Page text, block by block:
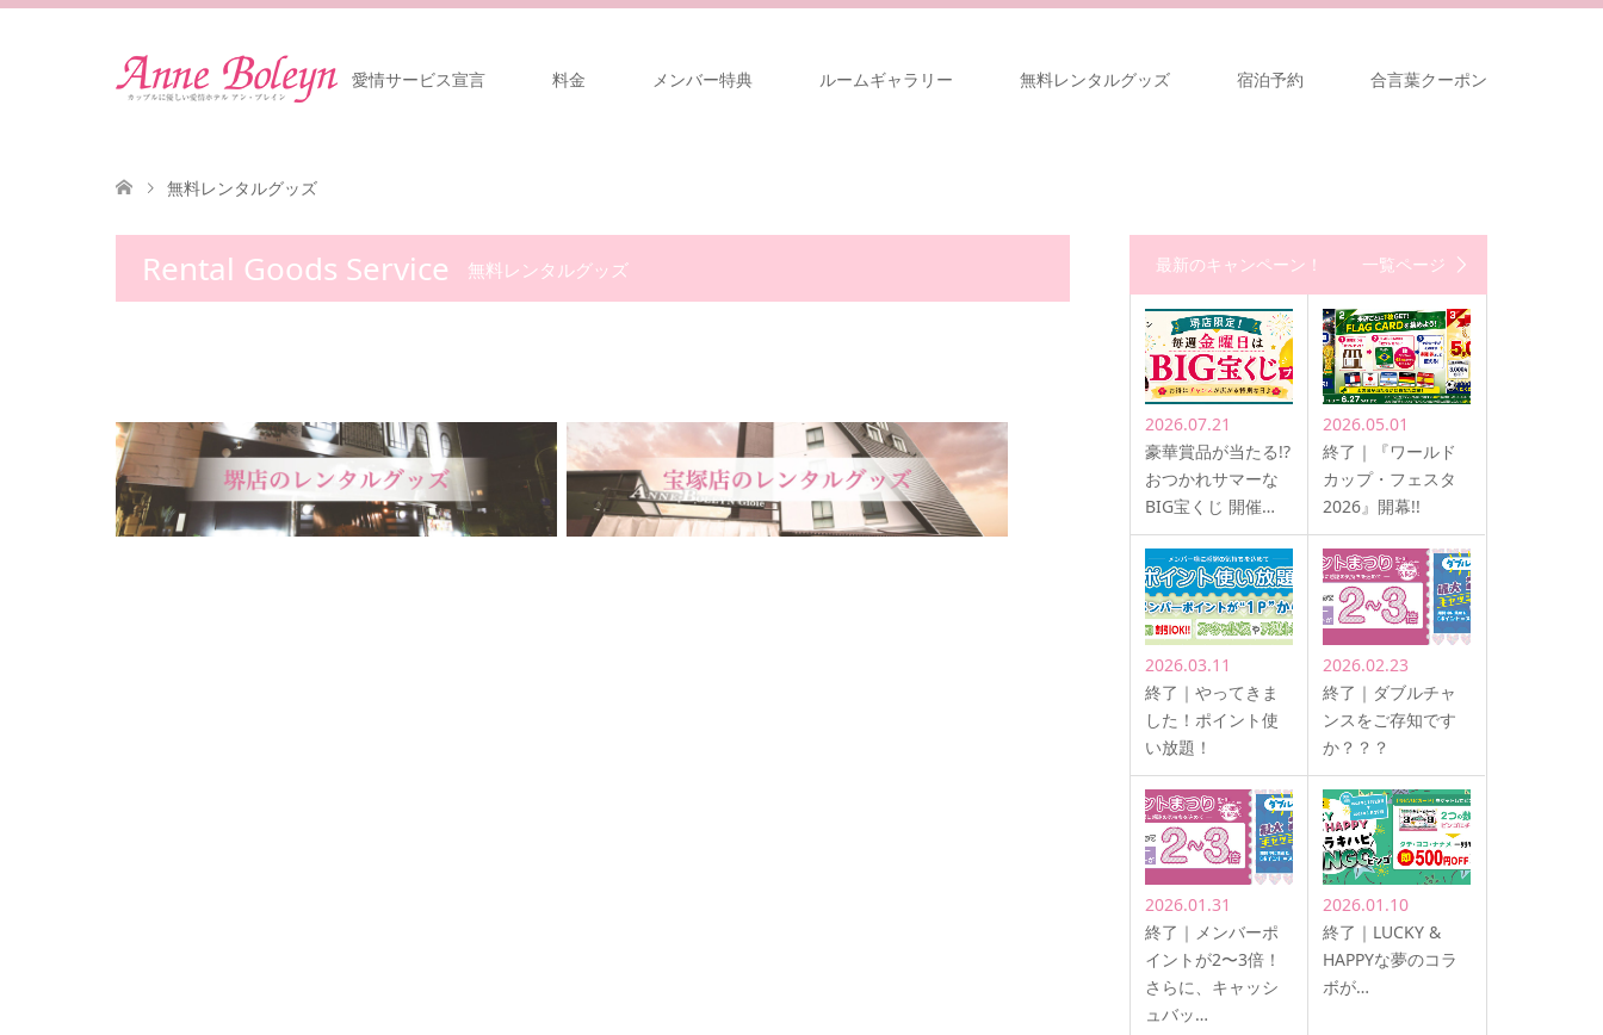
愛情サービス宣言 料金 メンバー特典 ルームギャラリー 無料レンタルグッズ 宿泊予約 合言葉クーポン
無料レンタルグッズ
Rental Goods Service 無料レンタルグッズ 最新のキャンペーン！ 一覧ページ
2026.07.21
豪華賞品が当たる!?
おつかれサマーな
BIG宝くじ 開催…
2026.05.01
終了｜『ワールド
カップ・フェスタ
2026』開幕!!
2026.03.11
終了｜やってきま
した！ポイント使
い放題！
2026.02.23
終了｜ダブルチャ
ンスをご存知です
か？？？
2026.01.31
終了｜メンバーポ
イントが2〜3倍！
さらに、キャッシ
ュバッ…
2026.01.10
終了｜LUCKY &
HAPPYな夢のコラ
ボが…